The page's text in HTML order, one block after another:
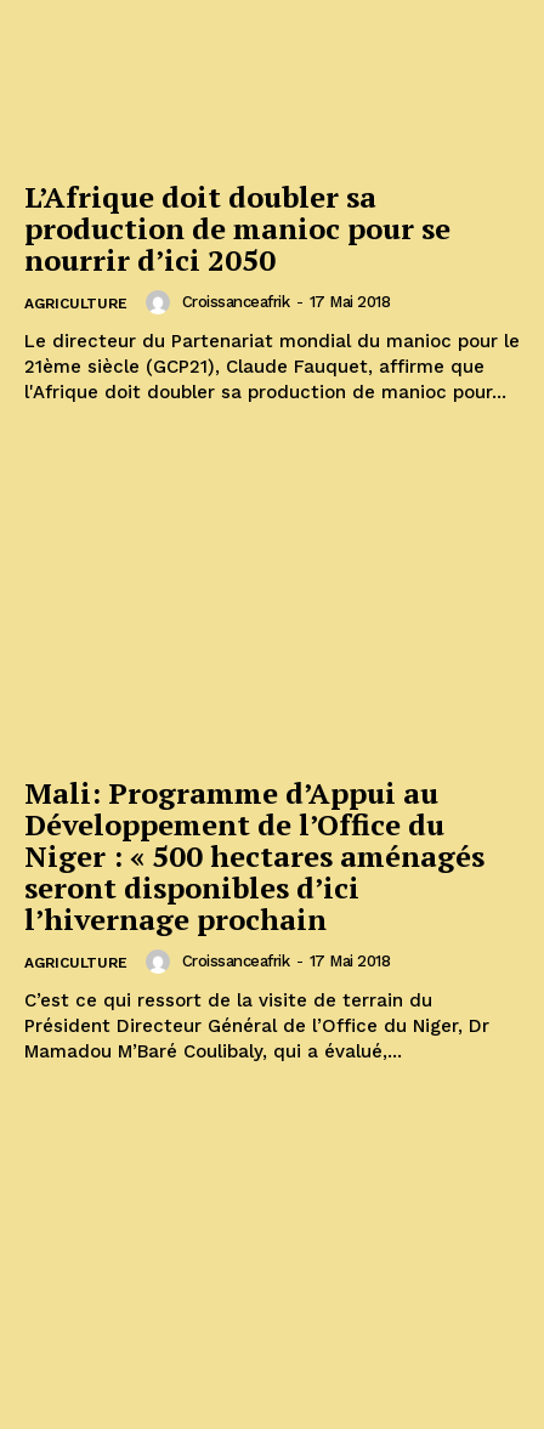
L’Afrique doit doubler sa
production de manioc pour se
nourrir d’ici 2050
AGRICULTURE Croissanceafrik - 17 Mai 2018
Le directeur du Partenariat mondial du manioc pour le
21ème siècle (GCP21), Claude Fauquet, affirme que
l'Afrique doit doubler sa production de manioc pour...
Mali: Programme d’Appui au
Développement de l’Office du
Niger : « 500 hectares aménagés
seront disponibles d’ici
l’hivernage prochain
AGRICULTURE Croissanceafrik - 17 Mai 2018
C’est ce qui ressort de la visite de terrain du
Président Directeur Général de l’Office du Niger, Dr
Mamadou M’Baré Coulibaly, qui a évalué,...